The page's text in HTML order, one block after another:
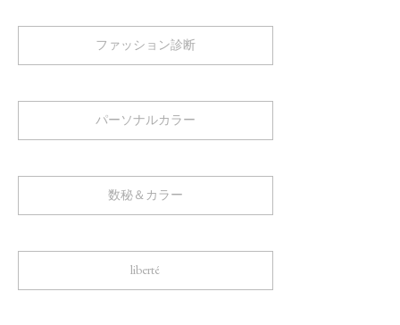
ファッション診断
パーソナルカラー
数秘＆カラー
liberté